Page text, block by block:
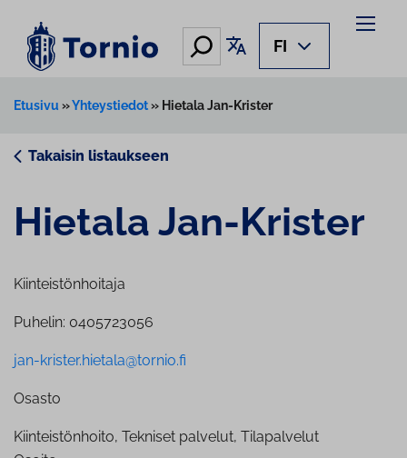
sisältöön
Hae Käännä sivu
FI
Etusivu »Yhteystiedot» Hietala Jan-Krister
Takaisin listaukseen
Hietala Jan-Krister
Kiinteistönhoitaja
Puhelin: 0405723056
jan-krister.hietala@tornio.fi
Osasto
Kiinteistönhoito, Tekniset palvelut, Tilapalvelut